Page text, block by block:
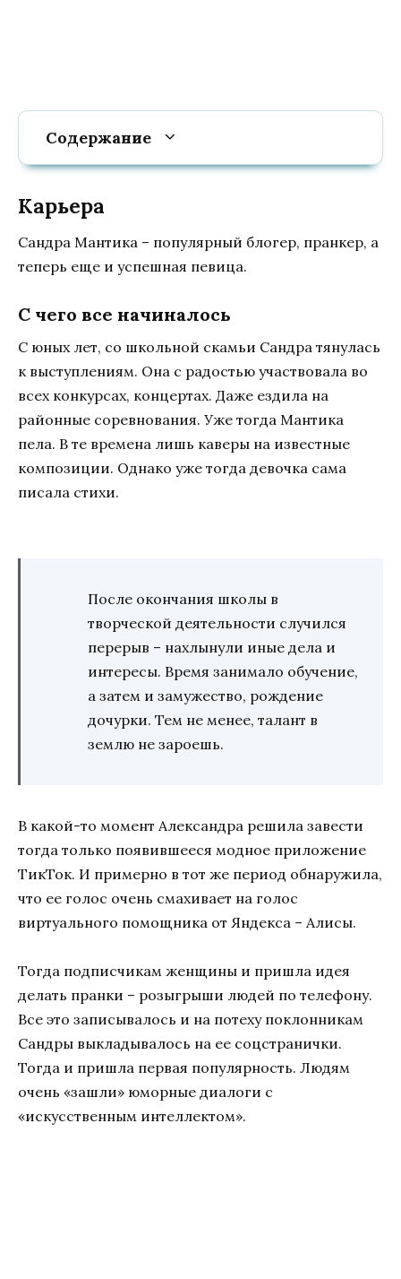
Содержание
Карьера
Сандра Мантика – популярный блогер, пранкер, а
теперь еще и успешная певица.
С чего все начиналось
С юных лет, со школьной скамьи Сандра тянулась
к выступлениям. Она с радостью участвовала во
всех конкурсах, концертах. Даже ездила на
районные соревнования. Уже тогда Мантика
пела. В те времена лишь каверы на известные
композиции. Однако уже тогда девочка сама
писала стихи.
После окончания школы в
творческой деятельности случился
перерыв – нахлынули иные дела и
интересы. Время занимало обучение,
а затем и замужество, рождение
дочурки. Тем не менее, талант в
землю не зароешь.
В какой-то момент Александра решила завести
тогда только появившееся модное приложение
ТикТок. И примерно в тот же период обнаружила,
что ее голос очень смахивает на голос
виртуального помощника от Яндекса – Алисы.
Тогда подписчикам женщины и пришла идея
делать пранки – розыгрыши людей по телефону.
Все это записывалось и на потеху поклонникам
Сандры выкладывалось на ее соцстранички.
Тогда и пришла первая популярность. Людям
очень «зашли» юморные диалоги с
«искусственным интеллектом».